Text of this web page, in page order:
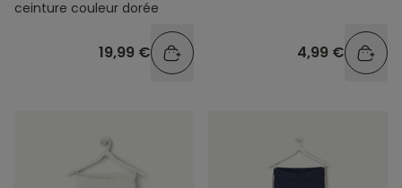
ceinture couleur dorée
19,99 € 4,99 €